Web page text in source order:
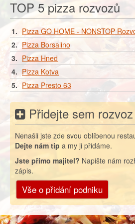
TOP 5 pizza rozvozů
1. Pizza GO HOME - NONSTOP
2. Pizza Borsalino
3. Pizza Hned
4. Pizza Kotva
5. Pizza Presto 63
Přidejte sem rozvoz
Nenašli jste zde svou oblíbenou
Dejte nám tip a my ji přidáme.
Jste přímo majitel? Napište nám
zápis.
Vše o přidání podniku